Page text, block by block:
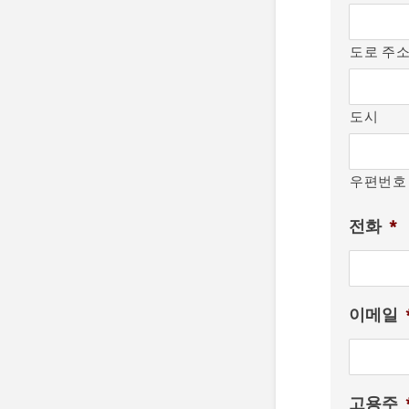
도로 주소
도시
우편번호
전화 *
이메일
고용주